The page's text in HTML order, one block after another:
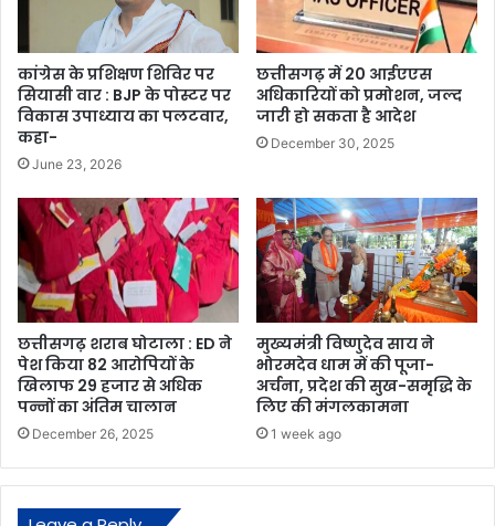
कांग्रेस के प्रशिक्षण शिविर पर
सियासी वार : BJP के पोस्टर पर
विकास उपाध्याय का पलटवार,
कहा-
June 23, 2026
छत्तीसगढ़ में 20 आईएएस
अधिकारियों को प्रमोशन, जल्द
जारी हो सकता है आदेश
December 30, 2025
छत्तीसगढ़ शराब घोटाला : ED ने
पेश किया 82 आरोपियों के
खिलाफ 29 हजार से अधिक
पन्नों का अंतिम चालान
December 26, 2025
मुख्यमंत्री विष्णुदेव साय ने
भोरमदेव धाम में की पूजा-
अर्चना, प्रदेश की सुख-समृद्धि के
लिए की मंगलकामना
1 week ago